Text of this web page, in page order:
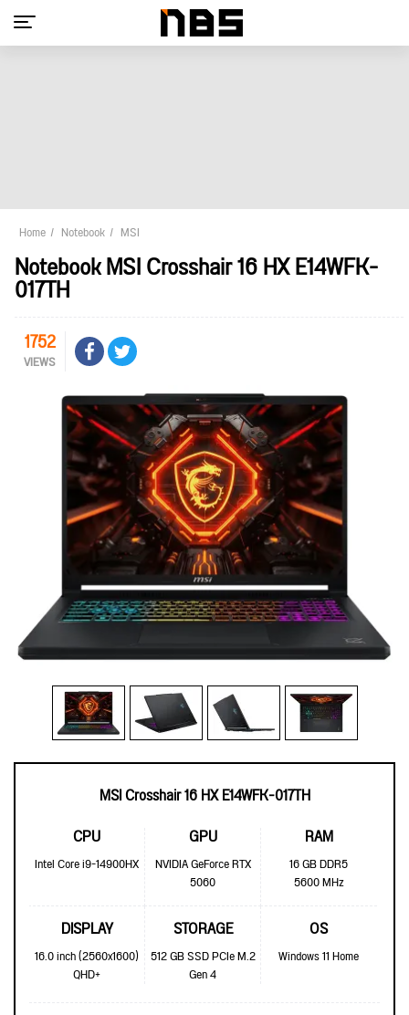
Home Notebook MSI
Notebook MSI Crosshair 16 HX E14WFK-
017TH
1752
VIEWS
MSI Crosshair 16 HX E14WFK-017TH
CPU
Intel Core i9-14900HX
GPU
NVIDIA GeForce RTX
5060
RAM
16 GB DDR5
5600 MHz
DISPLAY
16.0 inch (2560x1600)
QHD+
STORAGE
512 GB SSD PCIe M.2
Gen 4
OS
Windows 11 Home